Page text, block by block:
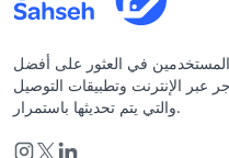
في العثور على أفضل
عبر الإنترنت وتطبيقات التوصيل
والتي يتم تحديثها باستمرار.